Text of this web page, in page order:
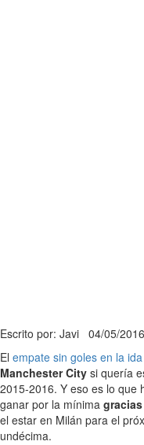
Escrito por: Javi 04/05/
El empate sin goles en la ida
Manchester City si quería
2015-2016. Y eso es lo que
ganar por la mínima
el estar en Milán para el
undécima.